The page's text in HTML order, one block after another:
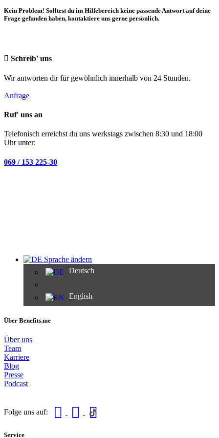
Kein Problem! Solltest du im Hilfebereich keine passende Antwort auf deine
Frage gefunden haben, kontaktiere uns gerne persönlich.
Schreib' uns
Wir antworten dir für gewöhnlich innerhalb von 24 Stunden.
Anfrage
Ruf' uns an
Telefonisch erreichst du uns werkstags zwischen 8:30 und 18:00
Uhr unter:
069 / 153 225-30
Sprache ändern
Deutsch
English
Über Benefits.me
Über uns
Team
Karriere
Blog
Presse
Podcast
Folge uns auf:
Service